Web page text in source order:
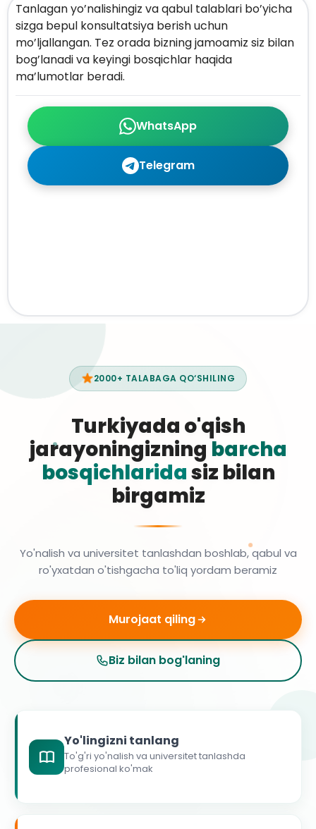
WhatsApp
Telegram
Tanlagan yo’nalishingiz va qabul talablari bo’yicha
sizga bepul konsultatsiya berish uchun
mo’ljallangan. Tez orada bizning jamoamiz siz bilan
bog’lanadi va keyingi bosqichlar haqida
ma’lumotlar beradi.
2000+ TALABAGA QO‘SHILING
Turkiyada o'qish
jarayoningizning barcha
bosqichlaridasiz bilan
birgamiz
Yo'nalish va universitet tanlashdan boshlab, qabul va
ro'yxatdan o'tishgacha to'liq yordam beramiz
Murojaat qiling
Biz bilan bog'laning
Yo'lingizni tanlang
To'g'ri yo'nalish va universitet tanlashda
profesional ko'mak